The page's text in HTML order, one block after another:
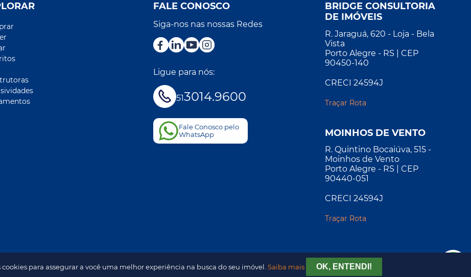
FALE CONOSCO
Siga-nos nas nossas Redes
Ligue para nós:
513014.9600
Fale Conosco pelo
WhatsApp
BRIDGE CONSULTORIA
DE IMÓVEIS
R. Jaraguá, 620 - Loja - Bela
Vista
Porto Alegre - RS | CEP
90450-140
CRECI 24594J
Traçar Rota
MOINHOS DE VENTO
R. Quintino Bocaiúva, 515 -
Moinhos de Vento
Porto Alegre - RS | CEP
90440-051
CRECI 24594J
Traçar Rota
para assegurar a você uma melhor experiência na busca do seu imóvel. Saiba mais OK, ENTENDI!